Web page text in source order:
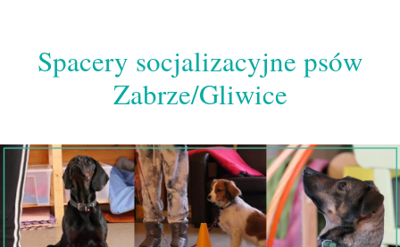
treściSpacery socjalizacyjne psów
Zabrze/Gliwice